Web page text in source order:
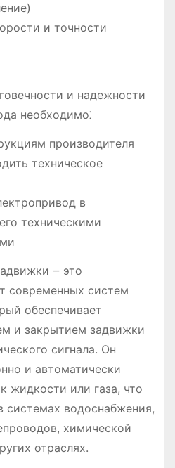
и точности
и надежности
необходимо⁚
производителя
техническое
в
техническими
౼ это
современных систем
обеспечивает
и закрытием задвижки
сигнала. Он
и автоматически
жидкости или газа, что
системах водоснабжения,
химической
отраслях.